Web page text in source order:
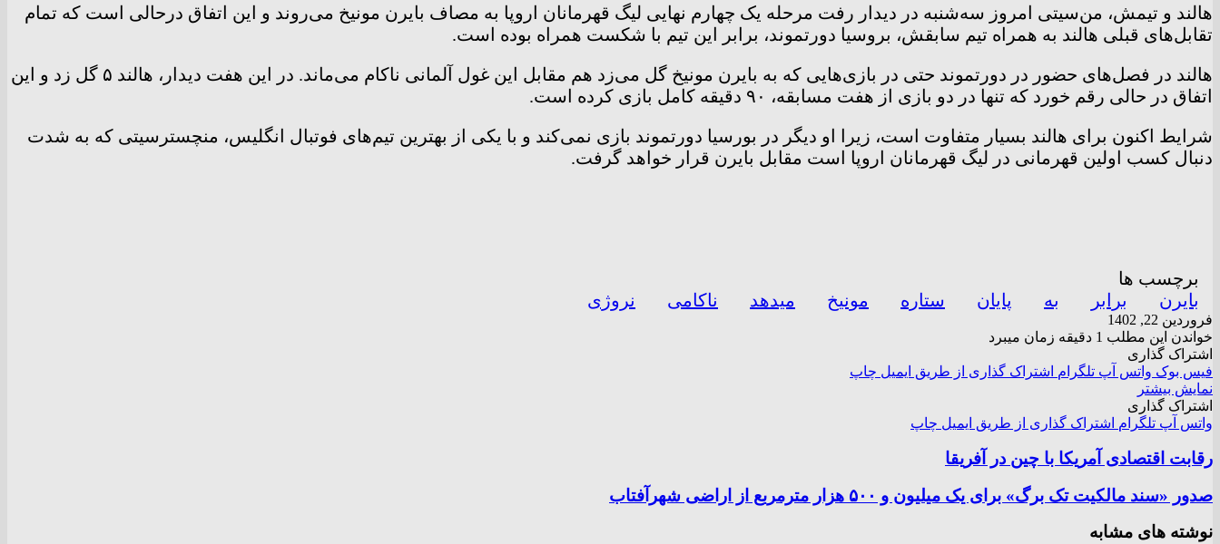
هالند و تیمش، من‌سیتی امروز سه‌شنبه در دیدار رفت مرحله یک چهارم نهایی لیگ قهرمانان اروپا به مصاف بایرن مونیخ می‌روند و این اتفاق درحالی است که تمام
تقابل‌های قبلی هالند به همراه تیم سابقش، بروسیا دورتموند، برابر این تیم با شکست همراه بوده است.
هالند در فصل‌های حضور در دورتموند حتی در بازی‌هایی که به بایرن مونیخ گل می‌زد هم مقابل این غول آلمانی ناکام می‌ماند. در این هفت دیدار، هالند ۵ گل زد و این
اتفاق در حالی رقم خورد که تنها در دو بازی از هفت مسابقه، ۹۰ دقیقه کامل بازی کرده است.
شرایط اکنون برای هالند بسیار متفاوت است، زیرا او دیگر در بورسیا دورتموند بازی نمی‌کند و با یکی از بهترین تیم‌های فوتبال انگلیس، منچسترسیتی که به شدت
دنبال کسب اولین قهرمانی در لیگ قهرمانان اروپا است مقابل بایرن قرار خواهد گرفت.
برچسب ها
بایرن
برابر به پایان ستاره مونیخ میدهد ناکامی نروژی
فروردین 22, 1402
خواندن این مطلب 1 دقیقه زمان میبرد
اشتراک گذاری
فیس بوک واتس آپ تلگرام اشتراک گذاری از طریق ایمیل چاپ
نمایش بیشتر
اشتراک گذاری
واتس آپ تلگرام اشتراک گذاری از طریق ایمیل چاپ
رقابت اقتصادی آمریکا با چین در آفریقا
صدور «سند مالکیت تک برگ» برای یک میلیون و ۵۰۰ هزار مترمربع از اراضی شهرآفتاب
نوشته های مشابه